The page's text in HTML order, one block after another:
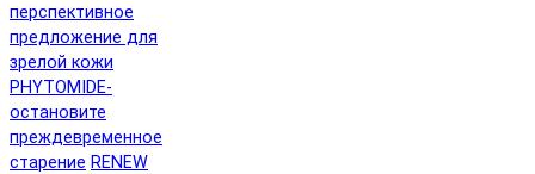
перспективное
предложение для
зрелой кожи
PHYTOMIDE-
остановите
преждевременное
старение RENEW